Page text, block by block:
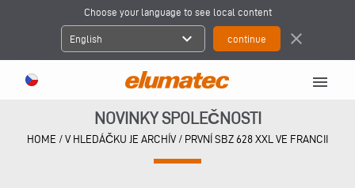
Choose your language to see local content
English expand_more close
menu
NOVINKY SPOLEČNOSTI
HOME / V HLEDÁČKU JE ARCHÍV / PRVNÍ SBZ 628 XXL VE FRANCII